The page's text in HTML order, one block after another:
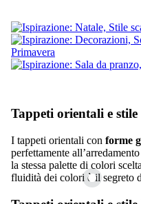
Tappeti orientali e stile
I tappeti orientali con forme
perfettamente
la stessa palette di colori
fluidità dei colori è il segreto